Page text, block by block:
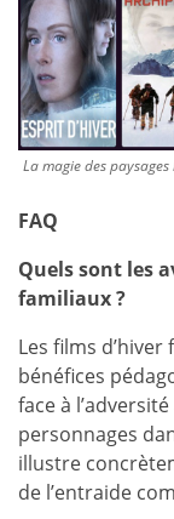
La magie des
FAQ
Quels sont les
familiaux ?
Les films
bénéfices
face à
personnages
illustre
de l’entraide